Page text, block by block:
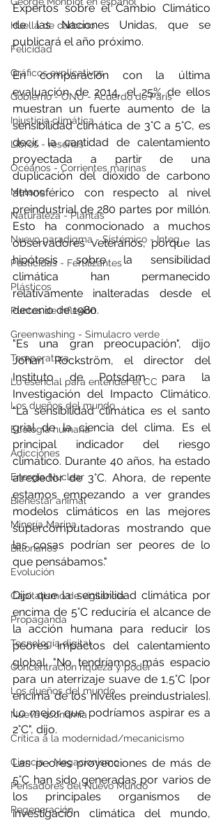
Huella de carbono
Felicidad
Gráficos explicativos
Gobierno - ONU - Acuerdo de Paris
Injusticia climática
Libros - reseñas
Océanos - Corrientes marinas
Metano
Naturaleza - Plantas
Nuevo paradigma - Sistémico - Integ
Pesticidas - Fertilizantes
Plásticos
Puntos de inflexión
Greenwashing - Simulacro verde
Temperatura
Lo esencial para entender el CC
Los dueños del mundo
Ecología humana
Adicciones
Energía Nuclear
Bienestar animal
Minería Marina
Billonarios
Evolución
Capitalismo de vigilancia
Propaganda
Tecnología digital
Concentración riqueza y poder
Los dueños del mundo
Nueva economía
Crítica a la modernidad/mecanicismo
Ciencia - Negacionismo
Pensadores del Nuevo Mundo
Regeneración
Expertos sobre el Cambio Climático
de las Naciones Unidas, que se
publicará el año próximo.
En comparación con la última
evaluación de 2014, el 25% de ellos
muestran un fuerte aumento de la
sensibilidad climática de 3°C a 5°C, es
decir, la cantidad de calentamiento
proyectada a partir de una
duplicación del dióxido de carbono
atmosférico con respecto al nivel
preindustrial de 280 partes por millón.
Esto ha conmocionado a muchos
observadores veteranos, porque las
hipótesis sobre la sensibilidad
climática han permanecido
relativamente inalteradas desde el
decenio de 1980.
"Es una gran preocupación", dijo
Johan Rockström, el director del
Instituto de Potsdam para la
Investigación del Impacto Climático.
"La sensibilidad climática es el santo
grial de la ciencia del clima. Es el
principal indicador del riesgo
climático. Durante 40 años, ha estado
alrededor de 3°C. Ahora, de repente
estamos empezando a ver grandes
modelos climáticos en las mejores
supercomputadoras mostrando que
las cosas podrían ser peores de lo
que pensábamos."
Dijo que la sensibilidad climática por
encima de 5°C reduciría el alcance de
la acción humana para reducir los
peores impactos del calentamiento
global. "No tendríamos más espacio
para un aterrizaje suave de 1,5°C [por
encima de los niveles preindustriales].
Lo mejor que podríamos aspirar es a
2°C", dijo.
Las peores proyecciones de más de
5°C han sido generadas por varios de
los principales organismos de
investigación climática del mundo,